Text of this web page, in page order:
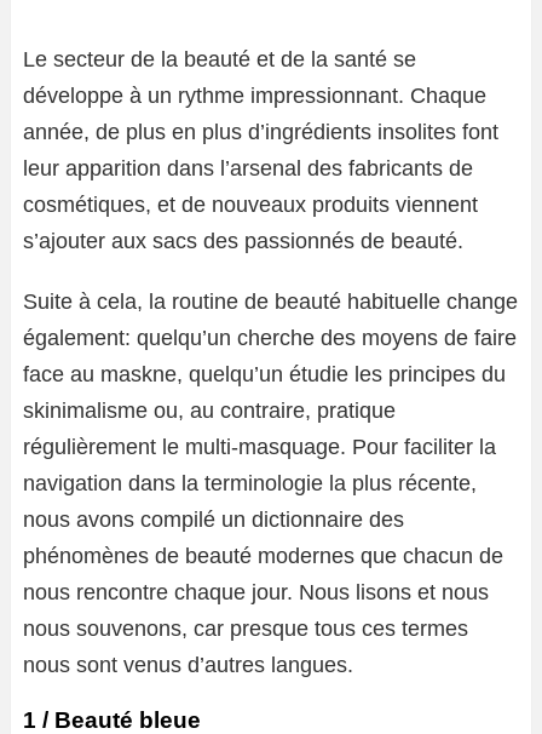
Le secteur de la beauté et de la santé se
développe à un rythme impressionnant. Chaque
année, de plus en plus d’ingrédients insolites font
leur apparition dans l’arsenal des fabricants de
cosmétiques, et de nouveaux produits viennent
s’ajouter aux sacs des passionnés de beauté.
Suite à cela, la routine de beauté habituelle change
également: quelqu’un cherche des moyens de faire
face au maskne, quelqu’un étudie les principes du
skinimalisme ou, au contraire, pratique
régulièrement le multi-masquage. Pour faciliter la
navigation dans la terminologie la plus récente,
nous avons compilé un dictionnaire des
phénomènes de beauté modernes que chacun de
nous rencontre chaque jour. Nous lisons et nous
nous souvenons, car presque tous ces termes
nous sont venus d’autres langues.
1 / Beauté bleue